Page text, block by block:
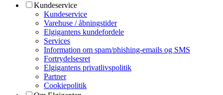
Kundeservice
Kundeservice
Varehuse / åbningstider
Elgigantens kundefordele
Services
Information om spam/phishing-emails og SMS
Fortrydelsesret
Elgigantens privatlivspolitik
Partner
Cookiepolitik